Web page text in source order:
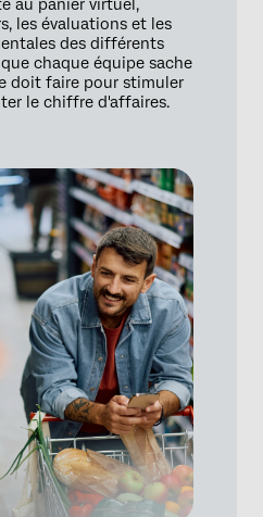
au panier virtuel,
les évaluations et les
des différents
chaque équipe sache
doit faire pour stimuler
le chiffre d'affaires.